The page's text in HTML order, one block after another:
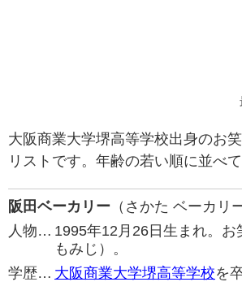
大阪商業大学堺高等学校出身のお
リストです。年齢の若い順に並べて
阪田ベーカリー （さかた ベーカリ
人物… 1995年12月26日生まれ。
もみじ）。
学歴… 大阪商業大学堺高等学校を